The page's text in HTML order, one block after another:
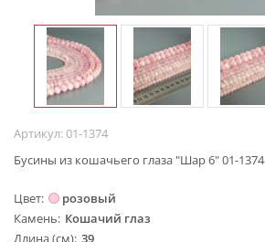
Артикул:01-1374
Бусины из кошачьего глаза "Шар 6" 01-1374
Цвет
розовый
Камень Кошачий глаз
Длина (см) 39